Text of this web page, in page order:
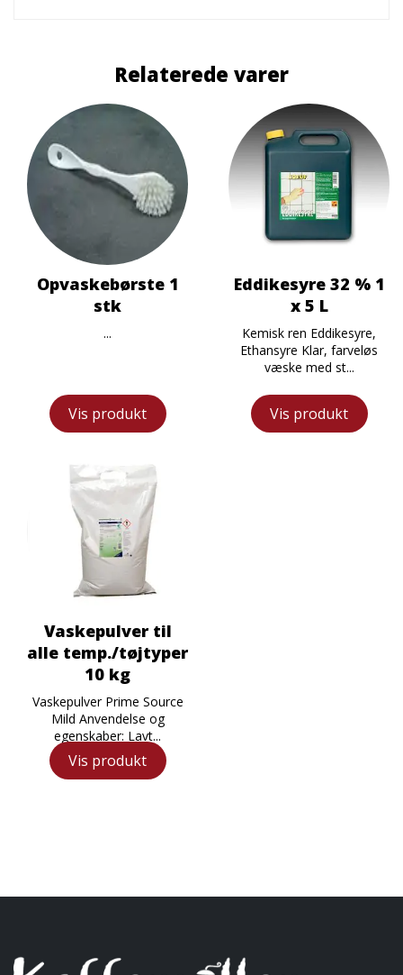
Relaterede varer
Opvaskebørste 1
stk
...
Vis produkt
Eddikesyre 32 % 1
x 5 L
Kemisk ren Eddikesyre,
Ethansyre Klar, farveløs
væske med st...
Vis produkt
Vaskepulver til
alle temp./tøjtyper
10 kg
Vaskepulver Prime Source
Mild Anvendelse og
egenskaber: Lavt...
Vis produkt